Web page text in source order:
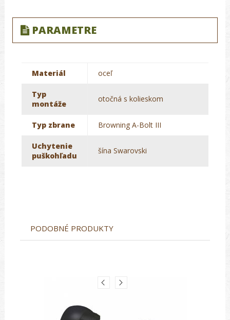
PARAMETRE
Materiál oceľ
Typ
montáže
otočná s kolieskom
Typ zbrane Browning A-Bolt III
Uchytenie
puškohľadu
šína Swarovski
PODOBNÉ PRODUKTY